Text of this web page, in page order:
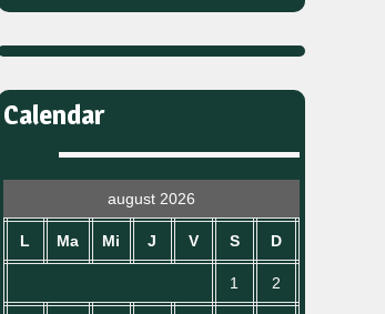
Calendar
august 2026
L Ma Mi J V S D
1 2